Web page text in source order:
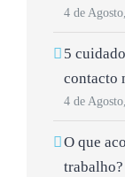
4 de
5
contacto
4 de
O que
trabalho?